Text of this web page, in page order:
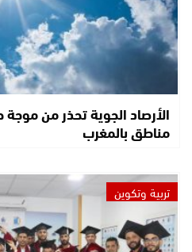
الأرصاد الجوية تحذر من
مناطق بالمغرب
تربية وتكوين